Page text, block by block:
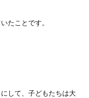
たことです。
して、子どもたちは大